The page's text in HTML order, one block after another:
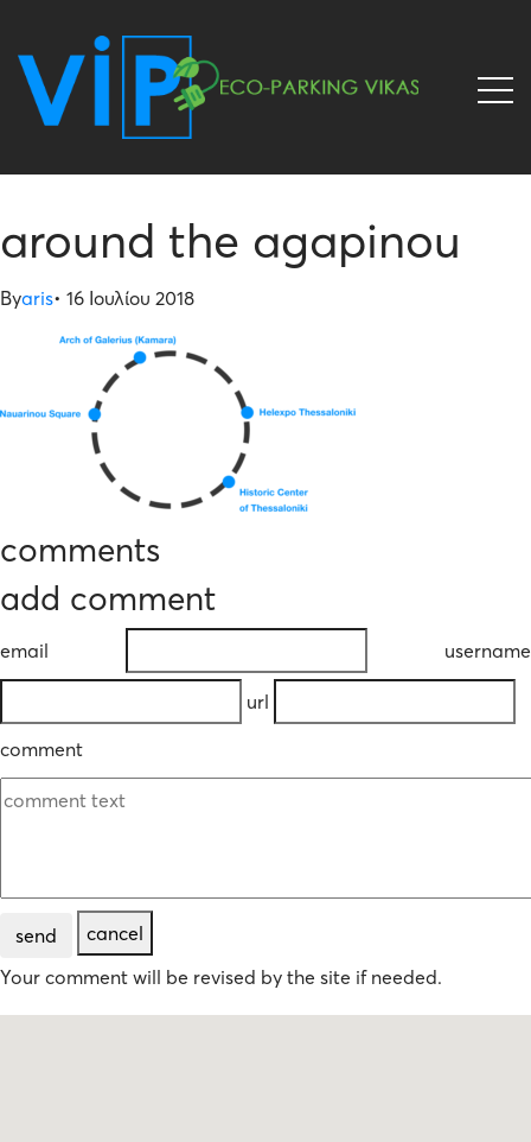
around the agapinou
Byaris• 16 Ιουλίου 2018
comments
add comment
email username
url
comment
send
cancel
Your comment will be revised by the site if needed.